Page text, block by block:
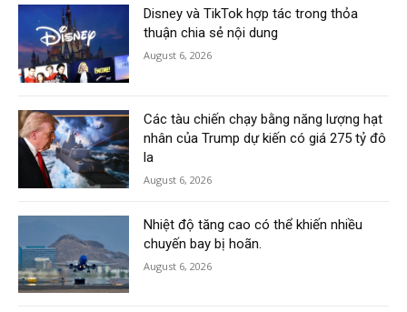
Disney và TikTok hợp tác trong thỏa
thuận chia sẻ nội dung
August 6, 2026
Các tàu chiến chạy bằng năng lượng hạt
nhân của Trump dự kiến có giá 275 tỷ đô
la
August 6, 2026
Nhiệt độ tăng cao có thể khiến nhiều
chuyến bay bị hoãn.
August 6, 2026